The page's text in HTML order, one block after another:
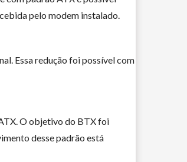
pelo modem instalado.
Essa redução foi possível com
O objetivo do BTX foi
desse padrão está